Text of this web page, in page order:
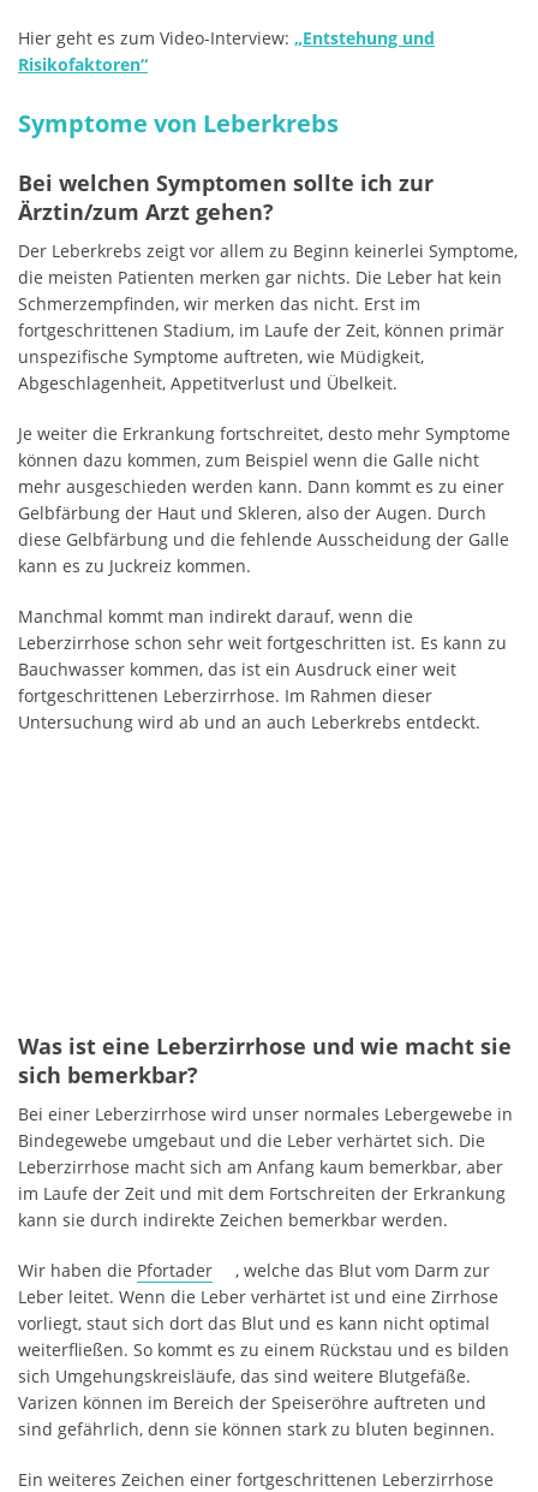
Hier geht es zum Video-Interview: „Entstehung und
Risikofaktoren“
Symptome von Leberkrebs
Bei welchen Symptomen sollte ich zur
Ärztin/zum Arzt gehen?
Der Leberkrebs zeigt vor allem zu Beginn keinerlei Symptome,
die meisten Patienten merken gar nichts. Die Leber hat kein
Schmerzempfinden, wir merken das nicht. Erst im
fortgeschrittenen Stadium, im Laufe der Zeit, können primär
unspezifische Symptome auftreten, wie Müdigkeit,
Abgeschlagenheit, Appetitverlust und Übelkeit.
Je weiter die Erkrankung fortschreitet, desto mehr Symptome
können dazu kommen, zum Beispiel wenn die Galle nicht
mehr ausgeschieden werden kann. Dann kommt es zu einer
Gelbfärbung der Haut und Skleren, also der Augen. Durch
diese Gelbfärbung und die fehlende Ausscheidung der Galle
kann es zu Juckreiz kommen.
Manchmal kommt man indirekt darauf, wenn die
Leberzirrhose schon sehr weit fortgeschritten ist. Es kann zu
Bauchwasser kommen, das ist ein Ausdruck einer weit
fortgeschrittenen Leberzirrhose. Im Rahmen dieser
Untersuchung wird ab und an auch Leberkrebs entdeckt.
Was ist eine Leberzirrhose und wie macht sie
sich bemerkbar?
Bei einer Leberzirrhose wird unser normales Lebergewebe in
Bindegewebe umgebaut und die Leber verhärtet sich. Die
Leberzirrhose macht sich am Anfang kaum bemerkbar, aber
im Laufe der Zeit und mit dem Fortschreiten der Erkrankung
kann sie durch indirekte Zeichen bemerkbar werden.
Wir haben die Pfortader
, welche das Blut vom Darm zur
Leber leitet. Wenn die Leber verhärtet ist und eine Zirrhose
vorliegt, staut sich dort das Blut und es kann nicht optimal
weiterfließen. So kommt es zu einem Rückstau und es bilden
sich Umgehungskreisläufe, das sind weitere Blutgefäße.
Varizen können im Bereich der Speiseröhre auftreten und
sind gefährlich, denn sie können stark zu bluten beginnen.
Ein weiteres Zeichen einer fortgeschrittenen Leberzirrhose